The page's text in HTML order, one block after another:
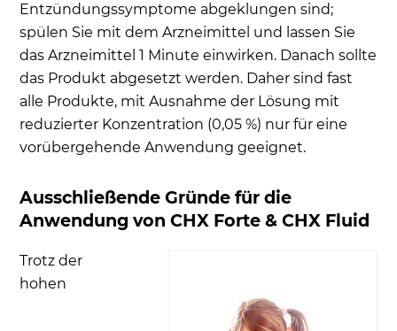
Entzündungssymptome abgeklungen sind;
spülen Sie mit dem Arzneimittel und lassen Sie
das Arzneimittel 1 Minute einwirken. Danach sollte
das Produkt abgesetzt werden. Daher sind fast
alle Produkte, mit Ausnahme der Lösung mit
reduzierter Konzentration (0,05 %) nur für eine
vorübergehende Anwendung geeignet.
Ausschließende Gründe für die
Anwendung von CHX Forte & CHX Fluid
Trotz der
hohen